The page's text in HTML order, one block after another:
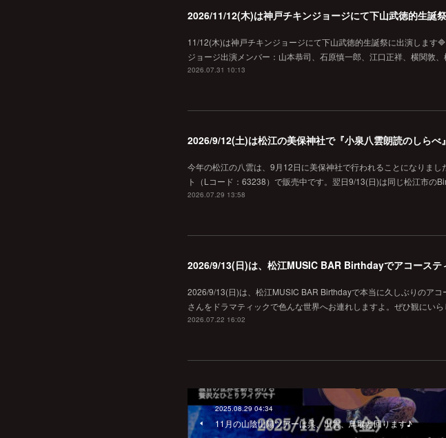
2026/11/12(木)は神戸チキンジョージにて下山武徳的生誕
11/12(木)は神戸チキンジョージにて下山武徳的生誕祭に出演します
ジョージ出演メンバー：山本恭司、石原慎一郎、江口正祥、横関敦
2026.07.31 10:13
2026/9/12(土)は松江の美保神社で『小泉八雲朗読のしらべ』
今年の松江の八雲は、9月12日に美保神社で行われることになりま
ト（Lコード：63238）で販売中です。翌日9/13(日)は同じ松江市の
2026.07.29 13:58
2026/9/13(日)は、松江MUSIC BAR Birthdayでアコーステ
2026/9/13(日)は、松江MUSIC BAR Birthdayで本当に久しぶりのア
さんをドラマティックで色んな世界へお連れしますよ。ぜひ観にい
2026.07.22 16:02
2025.08.29 04:34
11月の山陰山陽ツアーは呉、出雲、鳥取と回ります♪